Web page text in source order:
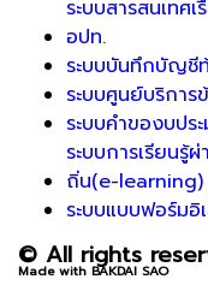
ระบบสารสนเทศ
อปท.
ระบบบันทึกบัญชี
ระบบศูนย์บริกา
ระบบคำของบป
ระบบการเรียนรู้
ถิ่น(e-learning)
ระบบแบบฟอร์ม
© All rights
Made with BAKDAI SAO